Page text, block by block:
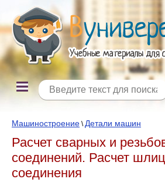
Машиностроение \ Детали машин
Расчет сварных и
соединений. Расчет
соединения